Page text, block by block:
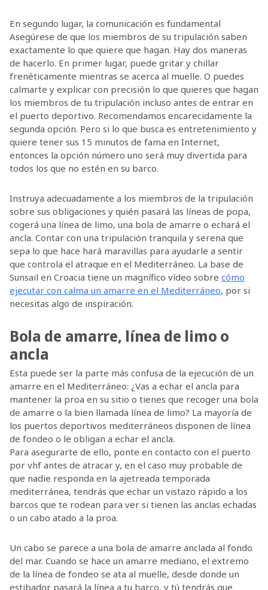
En segundo lugar, la comunicación es fundamental
Asegúrese de que los miembros de su tripulación saben
exactamente lo que quiere que hagan. Hay dos maneras
de hacerlo. En primer lugar, puede gritar y chillar
frenéticamente mientras se acerca al muelle. O puedes
calmarte y explicar con precisión lo que quieres que hagan
los miembros de tu tripulación incluso antes de entrar en
el puerto deportivo. Recomendamos encarecidamente la
segunda opción. Pero si lo que busca es entretenimiento y
quiere tener sus 15 minutos de fama en Internet,
entonces la opción número uno será muy divertida para
todos los que no estén en su barco.
Instruya adecuadamente a los miembros de la tripulación
sobre sus obligaciones y quién pasará las líneas de popa,
cogerá una línea de limo, una bola de amarre o echará el
ancla. Contar con una tripulación tranquila y serena que
sepa lo que hace hará maravillas para ayudarle a sentir
que controla el atraque en el Mediterráneo. La base de
Sunsail en Croacia tiene un magnífico vídeo sobre cómo
ejecutar con calma un amarre en el Mediterráneo, por si
necesitas algo de inspiración.
Bola de amarre, línea de limo o
ancla
Esta puede ser la parte más confusa de la ejecución de un
amarre en el Mediterráneo: ¿Vas a echar el ancla para
mantener la proa en su sitio o tienes que recoger una bola
de amarre o la bien llamada línea de limo? La mayoría de
los puertos deportivos mediterráneos disponen de línea
de fondeo o le obligan a echar el ancla.
Para asegurarte de ello, ponte en contacto con el puerto
por vhf antes de atracar y, en el caso muy probable de
que nadie responda en la ajetreada temporada
mediterránea, tendrás que echar un vistazo rápido a los
barcos que te rodean para ver si tienen las anclas echadas
o un cabo atado a la proa.
Un cabo se parece a una bola de amarre anclada al fondo
del mar. Cuando se hace un amarre mediano, el extremo
de la línea de fondeo se ata al muelle, desde donde un
estibador pasará la línea a tu barco, y tú tendrás que